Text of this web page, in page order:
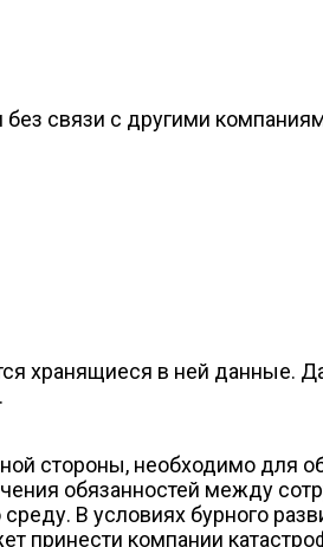
связи с другими
хранящиеся в ней данные.
стороны, необходимо для
обязанностей между
В условиях бурного
принести компании